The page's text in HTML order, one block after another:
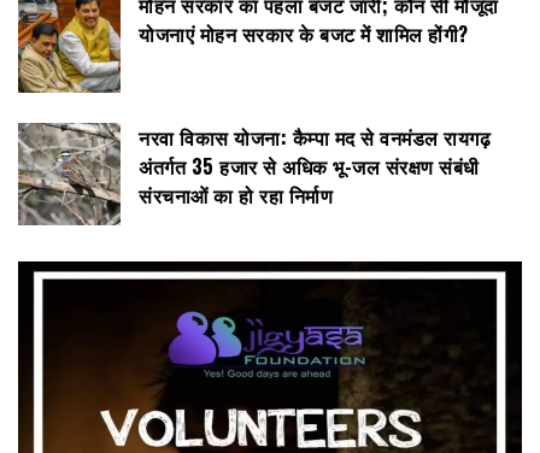
योजनाएं मोहन सरकार के बजट में शामिल होंगी?
नरवा विकास योजना: कैम्पा मद से वनमंडल रायगढ़
अंतर्गत 35 हजार से अधिक भू-जल संरक्षण संबंधी
संरचनाओं का हो रहा निर्माण